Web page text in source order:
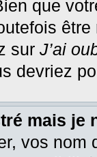
que
sur J’ai
devriez
mais je
vos nom